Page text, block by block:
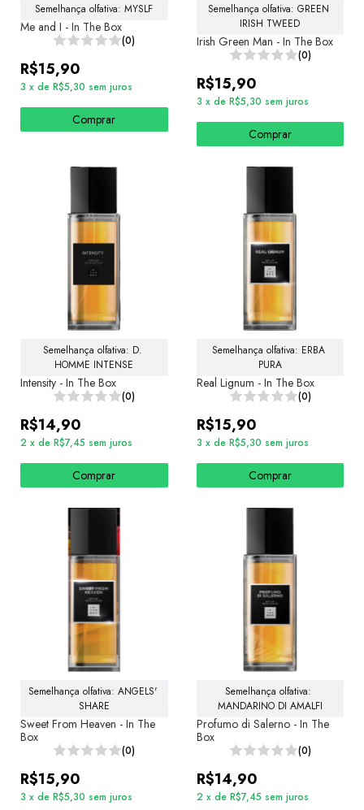
Semelhança olfativa: MYSLF
Me and I - In The Box
(0)
R$15,90
3 x de R$5,30 sem juros
Comprar
Semelhança olfativa: GREEN
IRISH TWEED
Irish Green Man - In The Box
(0)
R$15,90
3 x de R$5,30 sem juros
Comprar
Semelhança olfativa: D.
HOMME INTENSE
Intensity - In The Box
(0)
R$14,90
2 x de R$7,45 sem juros
Comprar
Semelhança olfativa: ERBA
PURA
Real Lignum - In The Box
(0)
R$15,90
3 x de R$5,30 sem juros
Comprar
Semelhança olfativa: ANGELS'
SHARE
Sweet From Heaven - In The
Box
(0)
R$15,90
3 x de R$5,30 sem juros
Semelhança olfativa:
MANDARINO DI AMALFI
Profumo di Salerno - In The
Box
(0)
R$14,90
2 x de R$7,45 sem juros